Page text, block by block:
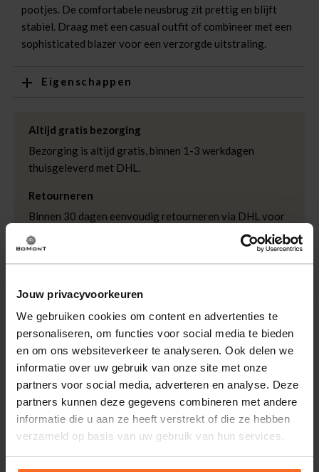
Jouw privacyvoorkeuren
We gebruiken cookies om content en advertenties te
personaliseren, om functies voor social media te bieden
en om ons websiteverkeer te analyseren. Ook delen we
informatie over uw gebruik van onze site met onze
partners voor social media, adverteren en analyse. Deze
partners kunnen deze gegevens combineren met andere
informatie die u aan ze heeft verstrekt of die ze hebben
verzameld op basis van uw gebruik van hun services.
Eigenschappen
Leveranciersnummer
Categorie
Zonnebrillen
Merk
Kleur
pootjes. De comfortabele neusbrug zit prettig en blijft
stabiel. Draag met een casual outfit of combineer met een
sophisticated blazer voor een verzorgde uitstraling.
Altijd gratis bezorging
Bezorging is altijd gratis, binnen 1-3 werkdagen
thuisgeleverd met DHL.
Retourneren
Binnen 30 dagen eenvoudig retourneren via DHL voor
slechts € 4,95 of op eigen kosten via PostNL. In de
Bomont winkels kunt u ook gratis retourneren.
iDeal, Riverty (Afterpay), creditcard of Paypal, kies zelf
één van de vele betaalopties.
5% Spaarbonus
Besteed € 100,- binnen een half jaar en krijg € 5,- retour
in de vorm van een waardecheque. Log in je account en
bekijk evt. openstaande waardecheques en je
puntensaldo.